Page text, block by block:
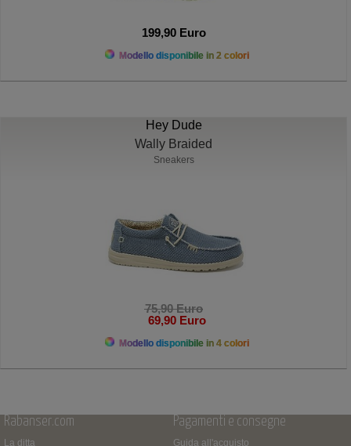
199,90 Euro
Modello disponibile in 2 colori
Hey Dude
Wally Braided
Sneakers
75,90 Euro
69,90 Euro
Modello disponibile in 4 colori
Rabanser.com
La ditta
Pagamenti e consegne
Guida all'acquisto